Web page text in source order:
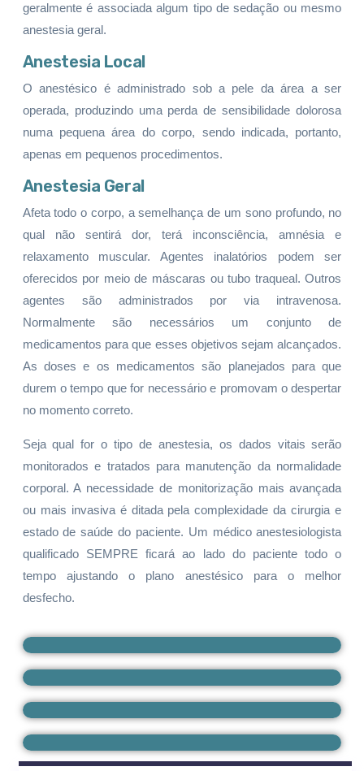
geralmente é associada algum tipo de sedação ou mesmo
anestesia geral.
Anestesia Local
O anestésico é administrado sob a pele da área a ser
operada, produzindo uma perda de sensibilidade dolorosa
numa pequena área do corpo, sendo indicada, portanto,
apenas em pequenos procedimentos.
Anestesia Geral
Afeta todo o corpo, a semelhança de um sono profundo, no
qual não sentirá dor, terá inconsciência, amnésia e
relaxamento muscular. Agentes inalatórios podem ser
oferecidos por meio de máscaras ou tubo traqueal. Outros
agentes são administrados por via intravenosa.
Normalmente são necessários um conjunto de
medicamentos para que esses objetivos sejam alcançados.
As doses e os medicamentos são planejados para que
durem o tempo que for necessário e promovam o despertar
no momento correto.
Seja qual for o tipo de anestesia, os dados vitais serão
monitorados e tratados para manutenção da normalidade
corporal. A necessidade de monitorização mais avançada
ou mais invasiva é ditada pela complexidade da cirurgia e
estado de saúde do paciente. Um médico anestesiologista
qualificado SEMPRE ficará ao lado do paciente todo o
tempo ajustando o plano anestésico para o melhor
desfecho.